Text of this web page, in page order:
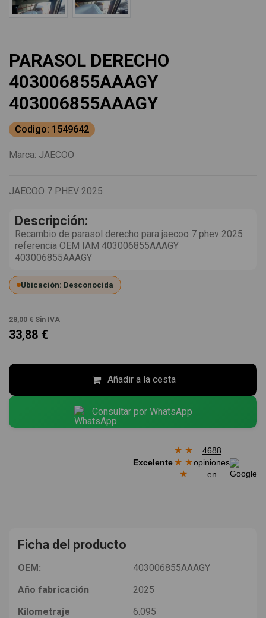
PARASOL DERECHO
403006855AAAGY
403006855AAAGY
Codigo: 1549642
Marca: JAECOO
JAECOO 7 PHEV 2025
Descripción:
Recambio de parasol derecho para jaecoo 7 phev 2025
referencia OEM IAM 403006855AAAGY
403006855AAAGY
Ubicación: Desconocida
28,00 € Sin IVA
33,88 €
Añadir a la cesta
Consultar por WhatsApp
Excelente
★ ★
★ ★
★
4688
opiniones
en
Ficha del producto
OEM:
403006855AAAGY
Año fabricación
2025
Kilometraje
6.095